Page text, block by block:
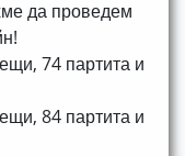
да проведем
74 партита и
84 партита и